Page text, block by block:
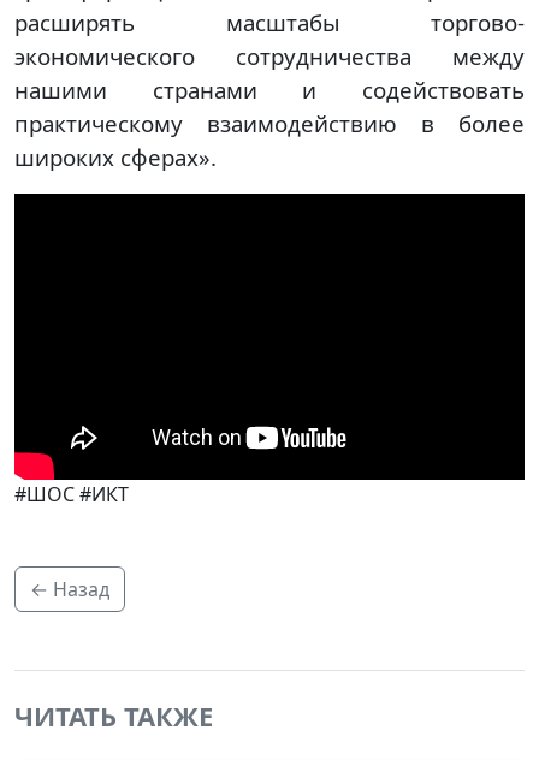
расширять масштабы торгово-
экономического сотрудничества между
нашими странами и содействовать
практическому взаимодействию в более
широких сферах».
#ШОС #ИКТ
← Назад
ЧИТАТЬ ТАКЖЕ